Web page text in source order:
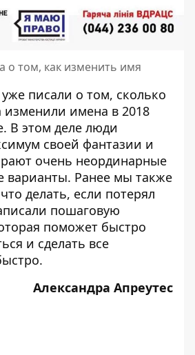
о том, как изменить имя
писали о том, сколько
имена в 2018
. В этом деле люди
своей фантазии и
очень неординарные
варианты. Ранее мы также
что делать, если потерял
пошаговую
поможет быстро
и сделать все
Александра Апреутес